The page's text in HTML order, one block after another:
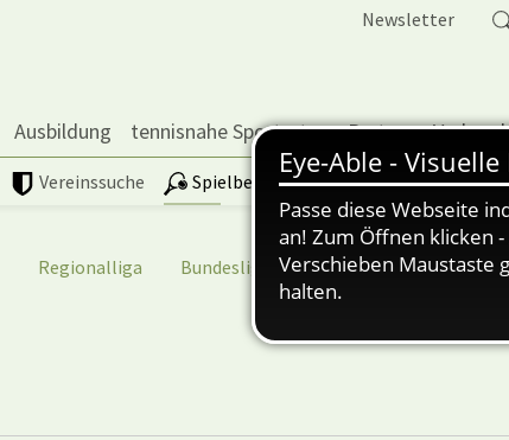
Newsletter
Ausbildung tennisnahe Sportarten Partner Verband
Vereinssuche Spielbetrieb | TORP Vereinspokal
Regionalliga Bundesliga nuScore